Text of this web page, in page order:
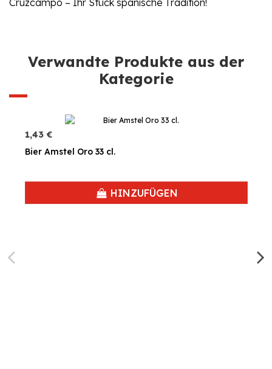
Cruzcampo – Ihr Stück spanische Tradition!
Verwandte Produkte aus der
Kategorie
1,43 €
Bier Amstel Oro 33 cl.
HINZUFÜGEN